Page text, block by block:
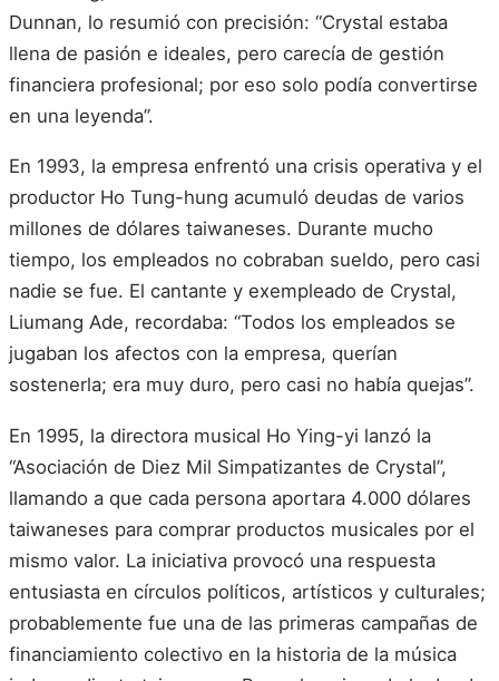
Dunnan, lo resumió con precisión: “Crystal estaba
llena de pasión e ideales, pero carecía de gestión
financiera profesional; por eso solo podía convertirse
en una leyenda”.
En 1993, la empresa enfrentó una crisis operativa y el
productor Ho Tung-hung acumuló deudas de varios
millones de dólares taiwaneses. Durante mucho
tiempo, los empleados no cobraban sueldo, pero casi
nadie se fue. El cantante y exempleado de Crystal,
Liumang Ade, recordaba: “Todos los empleados se
jugaban los afectos con la empresa, querían
sostenerla; era muy duro, pero casi no había quejas”.
En 1995, la directora musical Ho Ying-yi lanzó la
“Asociación de Diez Mil Simpatizantes de Crystal”,
llamando a que cada persona aportara 4.000 dólares
taiwaneses para comprar productos musicales por el
mismo valor. La iniciativa provocó una respuesta
entusiasta en círculos políticos, artísticos y culturales;
probablemente fue una de las primeras campañas de
financiamiento colectivo en la historia de la música